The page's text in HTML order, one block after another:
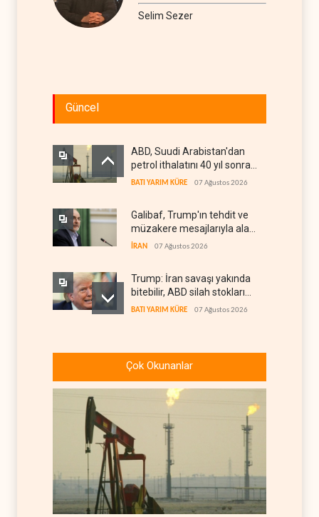
Selim Sezer
Güncel
ABD, Suudi Arabistan'dan
petrol ithalatını 40 yıl sonra
ilk kez durdurdu
BATI YARIM KÜRE 07 Ağustos 2026
Galibaf, Trump'ın tehdit ve
müzakere mesajlarıyla alay
etti
İRAN 07 Ağustos 2026
Trump: İran savaşı yakında
bitebilir, ABD silah stokları
zorlanıyor
BATI YARIM KÜRE 07 Ağustos 2026
krizi
Gazze'nin yeniden inşası
FİLİSTİN 07 Ağustos 2026
UNICEF: Gazze'de
ateşkesten bu yana 300
çocuk öldürüldü
FİLİSTİN 07 Ağustos 2026
Çok Okunanlar